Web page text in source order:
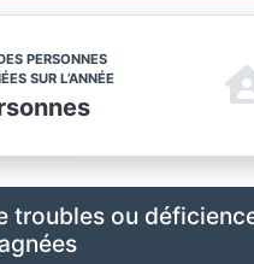
PERSONNES
SUR L’ANNÉE
troubles ou